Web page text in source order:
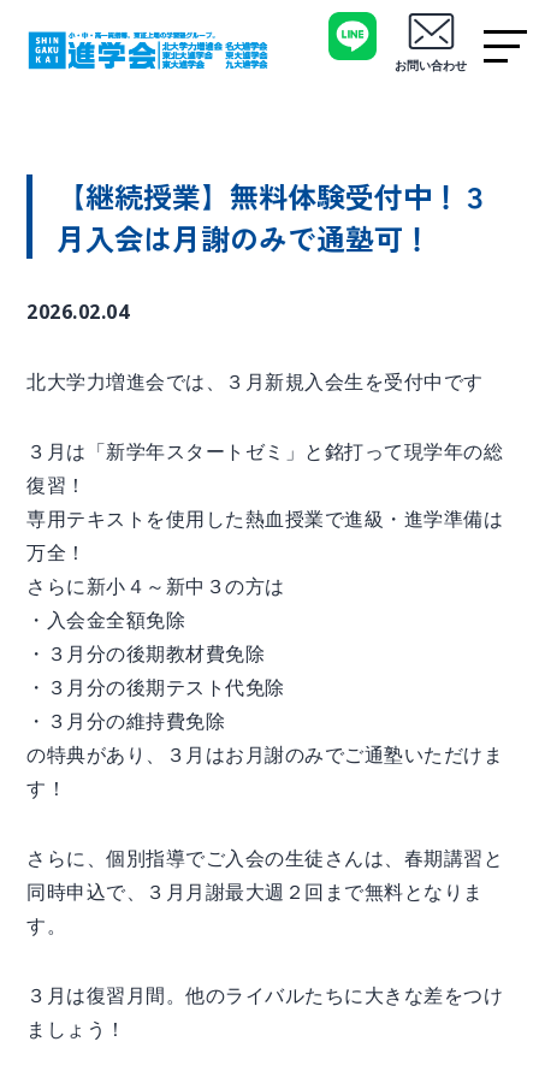
お問い合わせ
【継続授業】無料体験受付中！３
月入会は月謝のみで通塾可！
2026.02.04
北大学力増進会では、３月新規入会生を受付中です
３月は「新学年スタートゼミ」と銘打って現学年の総
復習！
専用テキストを使用した熱血授業で進級・進学準備は
万全！
さらに新小４～新中３の方は
・入会金全額免除
・３月分の後期教材費免除
・３月分の後期テスト代免除
・３月分の維持費免除
の特典があり、３月はお月謝のみでご通塾いただけま
す！
さらに、個別指導でご入会の生徒さんは、春期講習と
同時申込で、３月月謝最大週２回まで無料となりま
す。
３月は復習月間。他のライバルたちに大きな差をつけ
ましょう！